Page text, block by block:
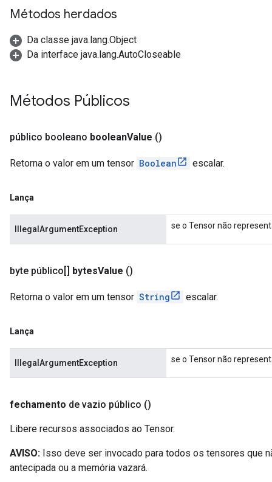
Métodos herdados
Da classe java.lang.Object
Da interface java.lang.AutoCloseable
Métodos Públicos
público booleano booleanValue ()
Retorna o valor em um tensor Boolean escalar.
Lança
IllegalArgumentException se o Tensor não
byte público[] bytesValue ()
Retorna o valor em um tensor String escalar.
Lança
IllegalArgumentException se o Tensor não
fechamento de vazio público ()
Libere recursos associados ao Tensor.
AVISO: Isso deve ser invocado para todos os tensores que
antecipada ou a memória vazará.